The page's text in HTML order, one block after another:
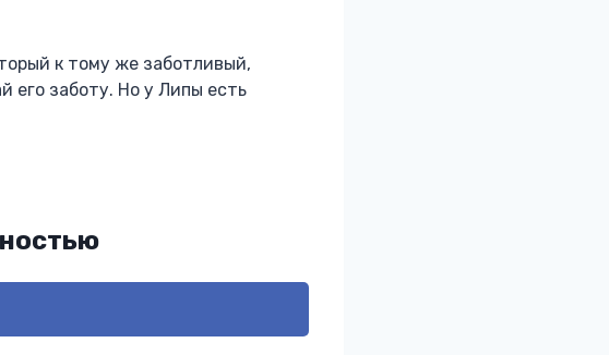
к тому же заботливый,
его заботу. Но у Липы есть